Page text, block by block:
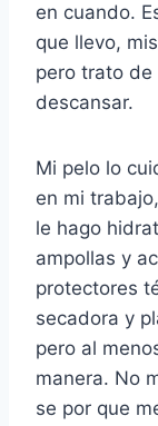
en cuando.
que llevo,
pero trato de
descansar.
Mi pelo lo
en mi
le hago
ampollas y
protectores
secadora y
pero al
manera. No
se por que